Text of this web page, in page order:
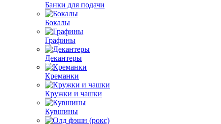
Банки для подачи
Бокалы
Графины
Декантеры
Креманки
Кружки и чашки
Кувшины